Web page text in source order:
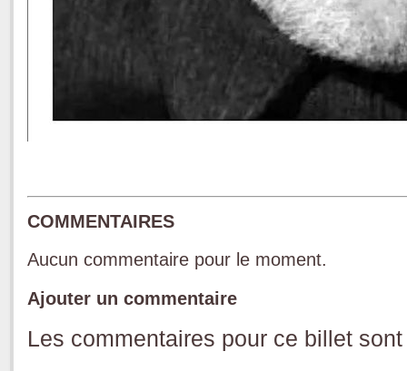
COMMENTAIRES
Aucun commentaire pour le moment.
Ajouter un commentaire
Les commentaires pour ce billet